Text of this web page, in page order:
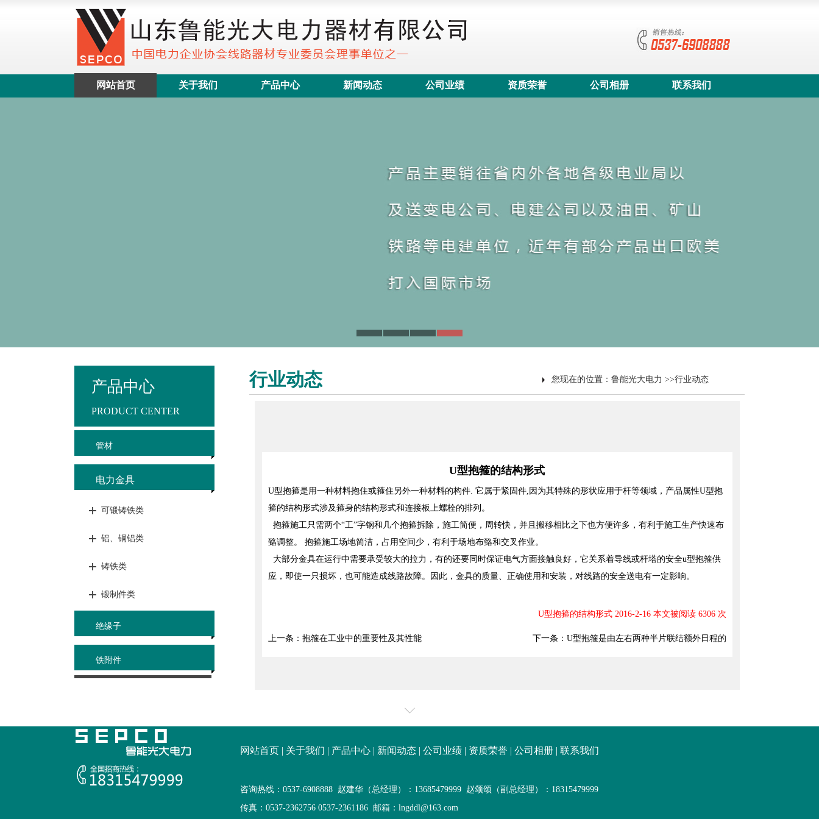
网站首页 关于我们 产品中心 新闻动态 公司业绩 资质荣誉 公司相册 联系我们
1 2
产品中心
PRODUCT CENTER
管材
电力金具
可锻铸铁类
铝、铜铝类
铸铁类
锻制件类
绝缘子
铁附件
行业动态 您现在的位置： 鲁能光大电力 >>行业动态
U型抱箍的结构形式
U型抱箍是用一种材料抱住或箍住另外一种材料的构件. 它属于紧固件,因为其特殊的形状应用于杆等领域，产品属性U型抱
箍的结构形式涉及箍身的结构形式和连接板上螺栓的排列。
抱箍施工只需两个“工”字钢和几个抱箍拆除，施工简便，周转快，并且搬移相比之下也方便许多，有利于施工生产快速布
臵调整。 抱箍施工场地简洁，占用空间少，有利于场地布臵和交叉作业。
大部分金具在运行中需要承受较大的拉力，有的还要同时保证电气方面接触良好，它关系着导线或杆塔的安全u型抱箍供
应，即使一只损坏，也可能造成线路故障。因此，金具的质量、正确使用和安装，对线路的安全送电有一定影响。
U型抱箍的结构形式 2016-2-16 本文被阅读 6306 次
上一条： 抱箍在工业中的重要性及其性能 下一条： U型抱箍是由左右两种半片联结额外日程的
网站首页 | 关于我们 | 产品中心 | 新闻动态 | 公司业绩 | 资质荣誉 | 公司相册 | 联系我们
咨询热线：0537-6908888 赵建华（总经理）：13685479999 赵颂颂（副总经理）：18315479999
传真：0537-2362756 0537-2361186 邮箱：lngddl@163.com